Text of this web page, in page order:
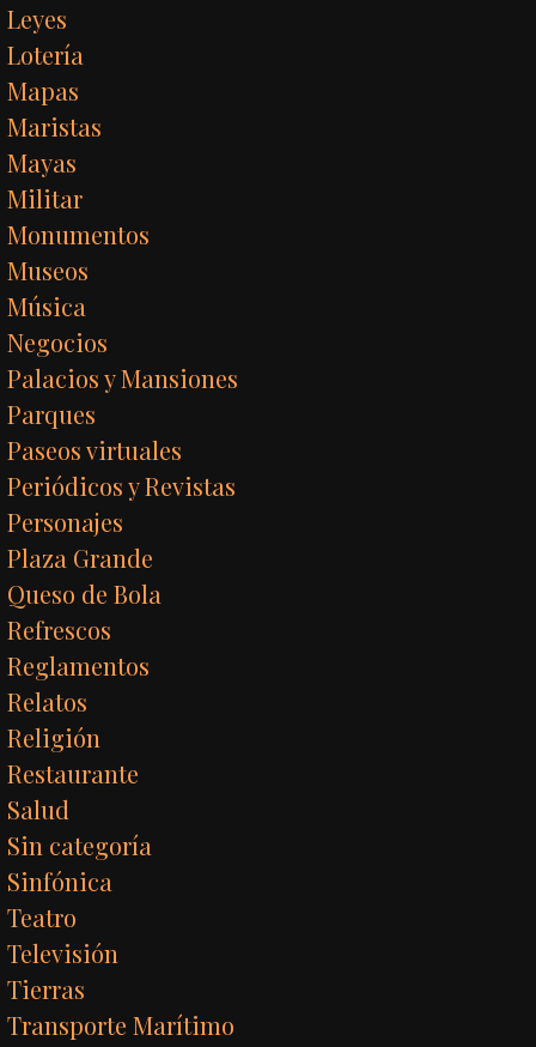
Leyes
Lotería
Mapas
Maristas
Mayas
Militar
Monumentos
Museos
Música
Negocios
Palacios y Mansiones
Parques
Paseos virtuales
Periódicos y Revistas
Personajes
Plaza Grande
Queso de Bola
Refrescos
Reglamentos
Relatos
Religión
Restaurante
Salud
Sin categoría
Sinfónica
Teatro
Televisión
Tierras
Transporte Marítimo